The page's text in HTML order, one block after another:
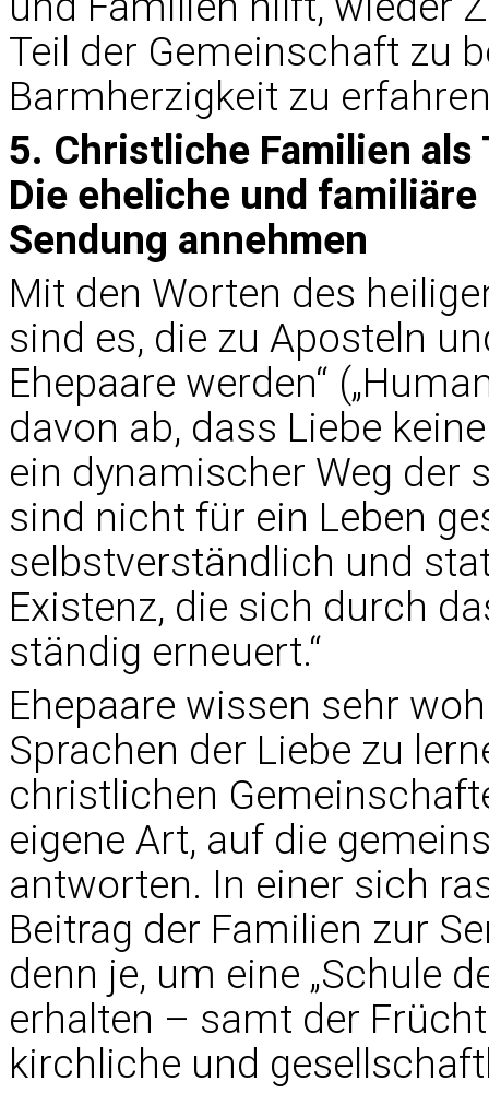
Teil der Gemeinschaft zu
Barmherzigkeit zu
5. Christliche Familien als
Die eheliche und
Sendung annehmen
Mit den Worten des
sind es, die zu Aposteln
Ehepaare werden“
davon ab, dass Liebe
ein dynamischer Weg der
sind nicht für ein Leben
selbstverständlich und
Existenz, die sich durch
ständig erneuert.“
Ehepaare wissen sehr
Sprachen der Liebe zu
christlichen
eigene Art, auf die
antworten. In einer sich
Beitrag der Familien zur
denn je, um eine „Schule
erhalten – samt der
kirchliche und